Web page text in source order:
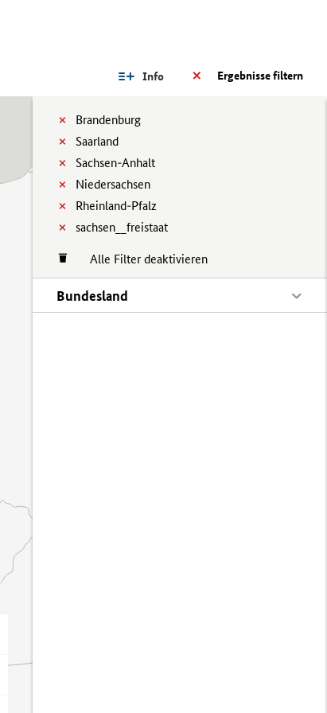
Ergebnisse filtern
Info
Brandenburg
Saarland
Sachsen-Anhalt
Niedersachsen
Rheinland-Pfalz
sachsen__freistaat
Alle Filter deaktivieren
Bundesland